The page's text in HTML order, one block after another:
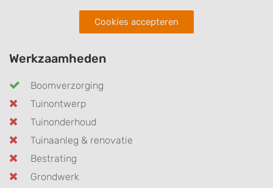
Cookies accepteren
Werkzaamheden
Boomverzorging
Tuinontwerp
Tuinonderhoud
Tuinaanleg & renovatie
Bestrating
Grondwerk